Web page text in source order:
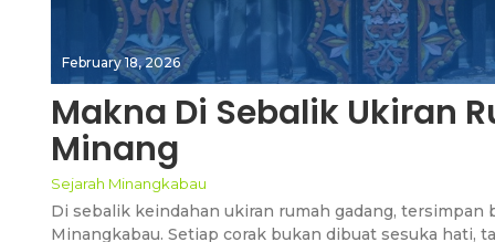
February 18, 2026
Makna Di Sebalik Ukiran
Minang
Sejarah Minangkabau
Di sebalik keindahan ukiran rumah gadang,
Minangkabau. Setiap corak bukan dibuat sesuka hati,